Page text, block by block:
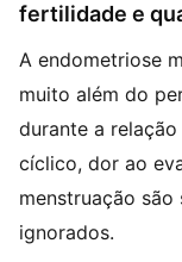
fertilidade e
A endometriose
muito além do
durante a
cíclico, dor ao
menstruação são
ignorados.